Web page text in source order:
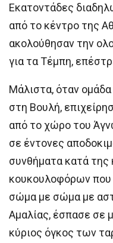
Εκατοντάδες
από το κέντρο της
ακολούθησαν την
για τα Τέμπη,
Μάλιστα, όταν
στη Βουλή,
από το χώρο του
σε έντονες
συνθήματα κατά
κουκουλοφόρων που
σώμα με σώμα με
Αμαλίας, έσπασε σε
κύριος όγκος των